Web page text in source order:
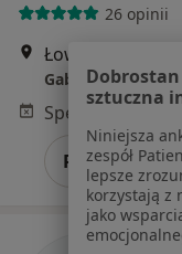
26 opinii
Łowiecka 22a,
Gabinet lekarski
Poproś o
sztuczna
Niniejsza
zespół
lepsze
korzystają z
jako